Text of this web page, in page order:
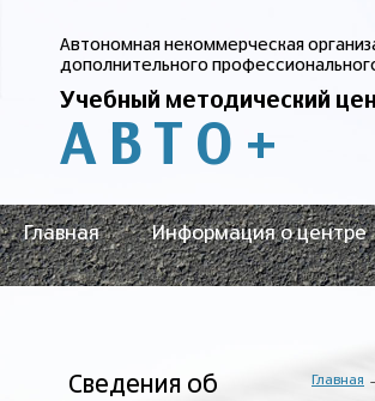
Автономная некоммерческая
дополнительного
Учебный методический
АВТО +
Главная Информация о центре
Сведения об
Главная